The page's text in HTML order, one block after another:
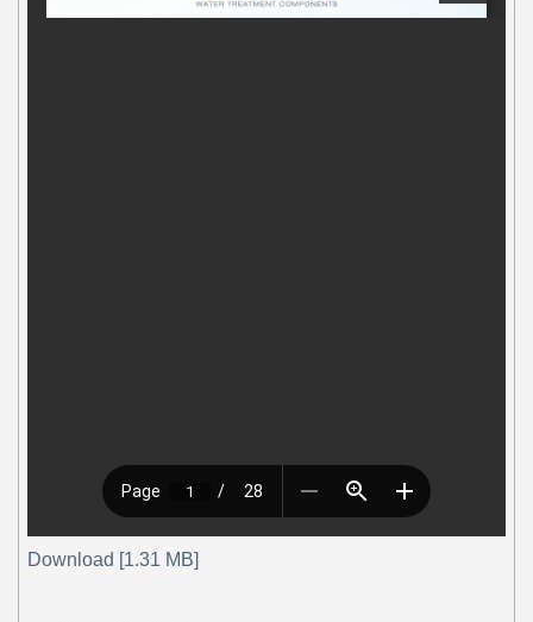
Download [1.31 MB]